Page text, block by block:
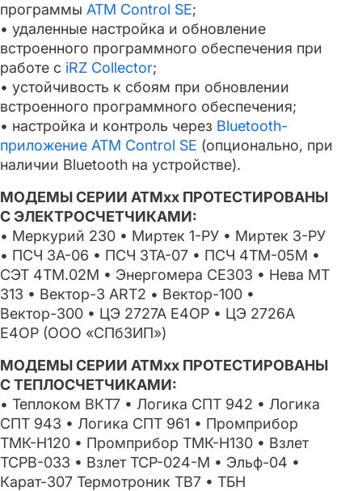
программы ATM Control SE;
• удаленные настройка и обновление
встроенного программного обеспечения при
работе с iRZ Collector;
• устойчивость к сбоям при обновлении
встроенного программного обеспечения;
• настройка и контроль через Bluetooth-
приложение ATM Control SE (опционально, при
наличии Bluetooth на устройстве).
МОДЕМЫ СЕРИИ АТМxx ПРОТЕСТИРОВАНЫ
С ЭЛЕКТРОСЧЕТЧИКАМИ:
• Меркурий 230 • Миртек 1-РУ • Миртек 3-РУ
• ПСЧ 3А-06 • ПСЧ 3ТА-07 • ПСЧ 4ТМ-05М •
СЭТ 4ТМ.02М • Энергомера СЕ303 • Нева МТ
313 • Вектор-3 АRT2 • Вектор-100 •
Вектор-300 • ЦЭ 2727А Е4ОР • ЦЭ 2726А
Е4ОР (ООО «СПбЗИП»)
МОДЕМЫ СЕРИИ АТМxx ПРОТЕСТИРОВАНЫ
С ТЕПЛОСЧЕТЧИКАМИ:
• Теплоком ВКТ7 • Логика СПТ 942 • Логика
СПТ 943 • Логика СПТ 961 • Промприбор
ТМК-Н120 • Промприбор ТМК-Н130 • Взлет
ТСРВ-033 • Взлет ТСР-024-М • Эльф-04 •
Карат-307 Термотроник ТВ7 • ТБН